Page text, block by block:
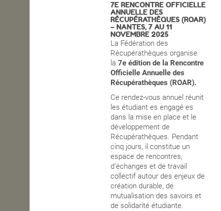
7E RENCONTRE OFFICIELLE
ANNUELLE DES
RÉCUPÉRATHÈQUES (ROAR)
– NANTES, 7 AU 11
NOVEMBRE 2025
La Fédération des
Récupérathèques organise
la7e édition de la Rencontre
Officielle Annuelle des
Récupérathèques (ROAR).
Ce rendez-vous annuel réunit
les étudiant·es engagé·es
dans la mise en place et le
développement de
Récupérathèques. Pendant
cinq jours, il constitue un
espace de rencontres,
d’échanges et de travail
collectif autour des enjeux de
création durable, de
mutualisation des savoirs et
de solidarité étudiante.